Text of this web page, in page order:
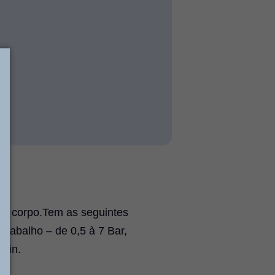
corpo.Tem as seguintes
– de 0,5 à 7 Bar,